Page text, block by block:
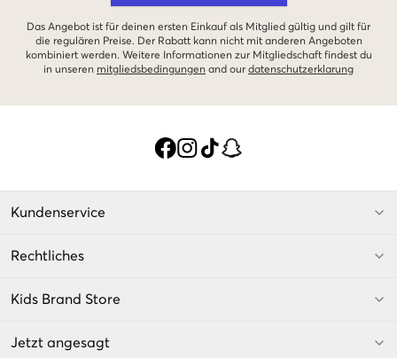
Das Angebot ist für deinen ersten Einkauf als Mitglied gültig und gilt für
die regulären Preise. Der Rabatt kann nicht mit anderen Angeboten
kombiniert werden. Weitere Informationen zur Mitgliedschaft findest du
in unseren mitgliedsbedingungen and our datenschutzerklarung
Kundenservice
Rechtliches
Kids Brand Store
Jetzt angesagt